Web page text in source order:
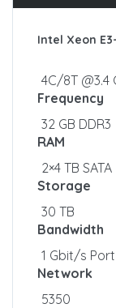
Intel Xeon
4C/8T @3.4
Frequency
32 GB DDR3
RAM
2×4 TB SATA
Storage
30 TB
Bandwidth
1 Gbit/s Port
Network
5350